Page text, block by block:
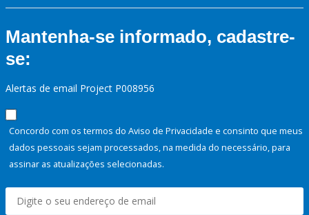
Mantenha-se informado, cadastre-
se:
Alertas de email Project P008956
Concordo com os termos do Aviso de Privacidade e consinto que meus
dados pessoais sejam processados, na medida do necessário, para
assinar as atualizações selecionadas.